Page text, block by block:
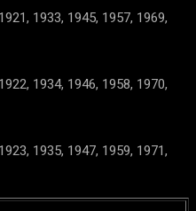
1933, 1945, 1957, 1969,
1934, 1946, 1958, 1970,
1935, 1947, 1959, 1971,